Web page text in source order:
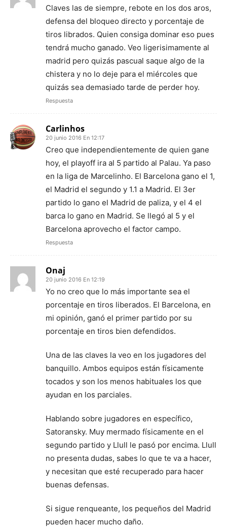
Claves las de siempre, rebote en los dos aros,
defensa del bloqueo directo y porcentaje de
tiros librados. Quien consiga dominar eso pues
tendrá mucho ganado. Veo ligerisimamente al
madrid pero quizás pascual saque algo de la
chistera y no lo deje para el miércoles que
quizás sea demasiado tarde de perder hoy.
Respuesta
Carlinhos
20 junio 2016 En 12:17
Creo que independientemente de quien gane
hoy, el playoff ira al 5 partido al Palau. Ya paso
en la liga de Marcelinho. El Barcelona gano el 1,
el Madrid el segundo y 1.1 a Madrid. El 3er
partido lo gano el Madrid de paliza, y el 4 el
barca lo gano en Madrid. Se llegó al 5 y el
Barcelona aprovecho el factor campo.
Respuesta
Onaj
20 junio 2016 En 12:19
Yo no creo que lo más importante sea el
porcentaje en tiros liberados. El Barcelona, en
mi opinión, ganó el primer partido por su
porcentaje en tiros bien defendidos.
Una de las claves la veo en los jugadores del
banquillo. Ambos equipos están físicamente
tocados y son los menos habituales los que
ayudan en los parciales.
Hablando sobre jugadores en específico,
Satoransky. Muy mermado físicamente en el
segundo partido y Llull le pasó por encima. Llull
no presenta dudas, sabes lo que te va a hacer,
y necesitan que esté recuperado para hacer
buenas defensas.
Si sigue renqueante, los pequeños del Madrid
pueden hacer mucho daño.